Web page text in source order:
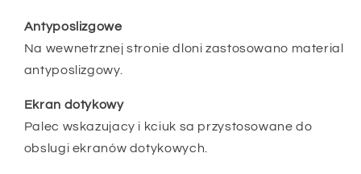
Antyposlizgowe
Na wewnetrznej stronie dloni zastosowano material
antyposlizgowy.
Ekran dotykowy
Palec wskazujacy i kciuk sa przystosowane do
obslugi ekranów dotykowych.